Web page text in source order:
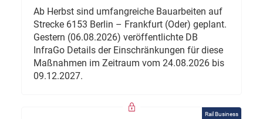
Ab Herbst sind umfangreiche Bauarbeiten auf
Strecke 6153 Berlin – Frankfurt (Oder) geplant.
Gestern (06.08.2026) veröffentlichte DB
InfraGo Details der Einschränkungen für diese
Maßnahmen im Zeitraum vom 24.08.2026 bis
09.12.2027.
Rail Business